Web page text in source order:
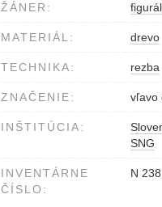
ŽÁNER:
MATERIÁL: drevo
TECHNIKA: rezba
ZNAČENIE: vľavo
INŠTITÚCIA:
SNG
INVENTÁRNE
ČÍSLO:
N 238